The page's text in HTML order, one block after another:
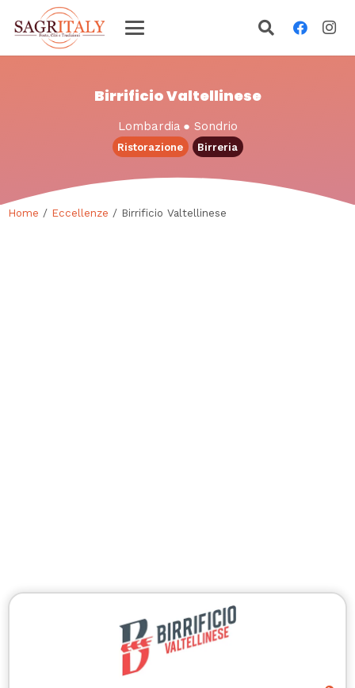
Birrificio Valtellinese
Lombardia ● Sondrio
Ristorazione Birreria
Home / Eccellenze / Birrificio Valtellinese